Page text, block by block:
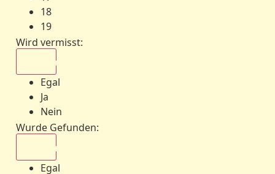
18
19
Wird vermisst:
Egal
Ja
Nein
Wurde Gefunden:
Egal